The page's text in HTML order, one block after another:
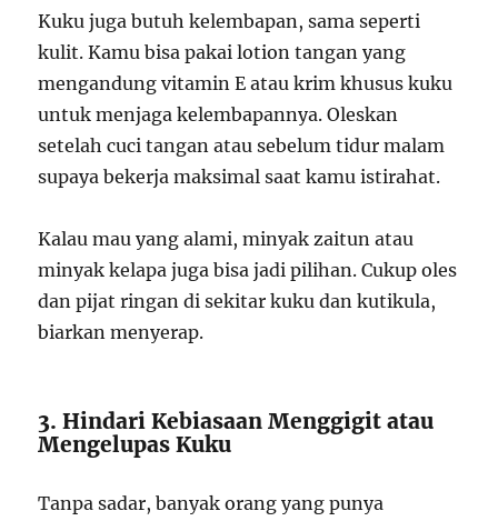
Kuku juga butuh kelembapan, sama seperti
kulit. Kamu bisa pakai lotion tangan yang
mengandung vitamin E atau krim khusus kuku
untuk menjaga kelembapannya. Oleskan
setelah cuci tangan atau sebelum tidur malam
supaya bekerja maksimal saat kamu istirahat.
Kalau mau yang alami, minyak zaitun atau
minyak kelapa juga bisa jadi pilihan. Cukup oles
dan pijat ringan di sekitar kuku dan kutikula,
biarkan menyerap.
3. Hindari Kebiasaan Menggigit atau
Mengelupas Kuku
Tanpa sadar, banyak orang yang punya